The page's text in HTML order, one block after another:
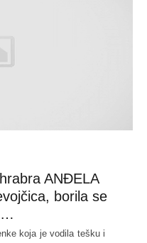
ANĐELA
borila se
koja je vodila tešku i